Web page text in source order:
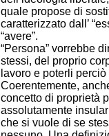
quale propose di
caratterizzato dall’
“avere”.
“Persona” vorrebbe
stessi, del proprio
lavoro e poterli
Coerentemente,
concetto di proprietà
assolutamente
che si vuole di se